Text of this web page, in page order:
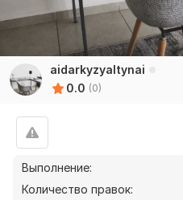
aidarkyzyaltynai
0.0 (0)
Выполнение:
Количество правок: